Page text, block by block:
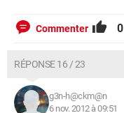
Commenter 0
RÉPONSE 16 / 23
g3n-h@ckm@n
6 nov. 2012 à 09:51